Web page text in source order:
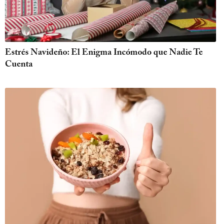
Estrés Navideño: El Enigma Incómodo que Nadie Te
Cuenta